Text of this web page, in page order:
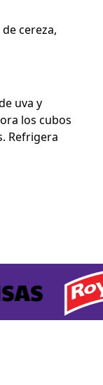
cereza,
uva y
los cubos
Refrigera